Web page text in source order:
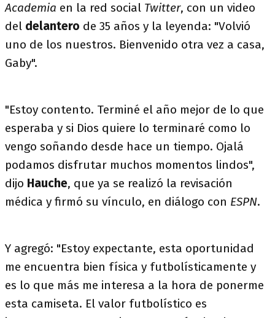
Academia en la red social Twitter, con un video
del delantero de 35 años y la leyenda: "Volvió
uno de los nuestros. Bienvenido otra vez a casa,
Gaby".
"Estoy contento. Terminé el año mejor de lo que
esperaba y si Dios quiere lo terminaré como lo
vengo soñando desde hace un tiempo. Ojalá
podamos disfrutar muchos momentos lindos",
dijo Hauche, que ya se realizó la revisación
médica y firmó su vínculo, en diálogo con ESPN.
Y agregó: "Estoy expectante, esta oportunidad
me encuentra bien física y futbolísticamente y
es lo que más me interesa a la hora de ponerme
esta camiseta. El valor futbolístico es